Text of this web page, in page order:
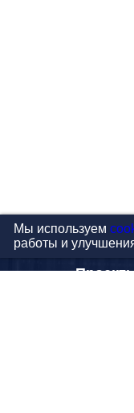
Мы используем
работы и